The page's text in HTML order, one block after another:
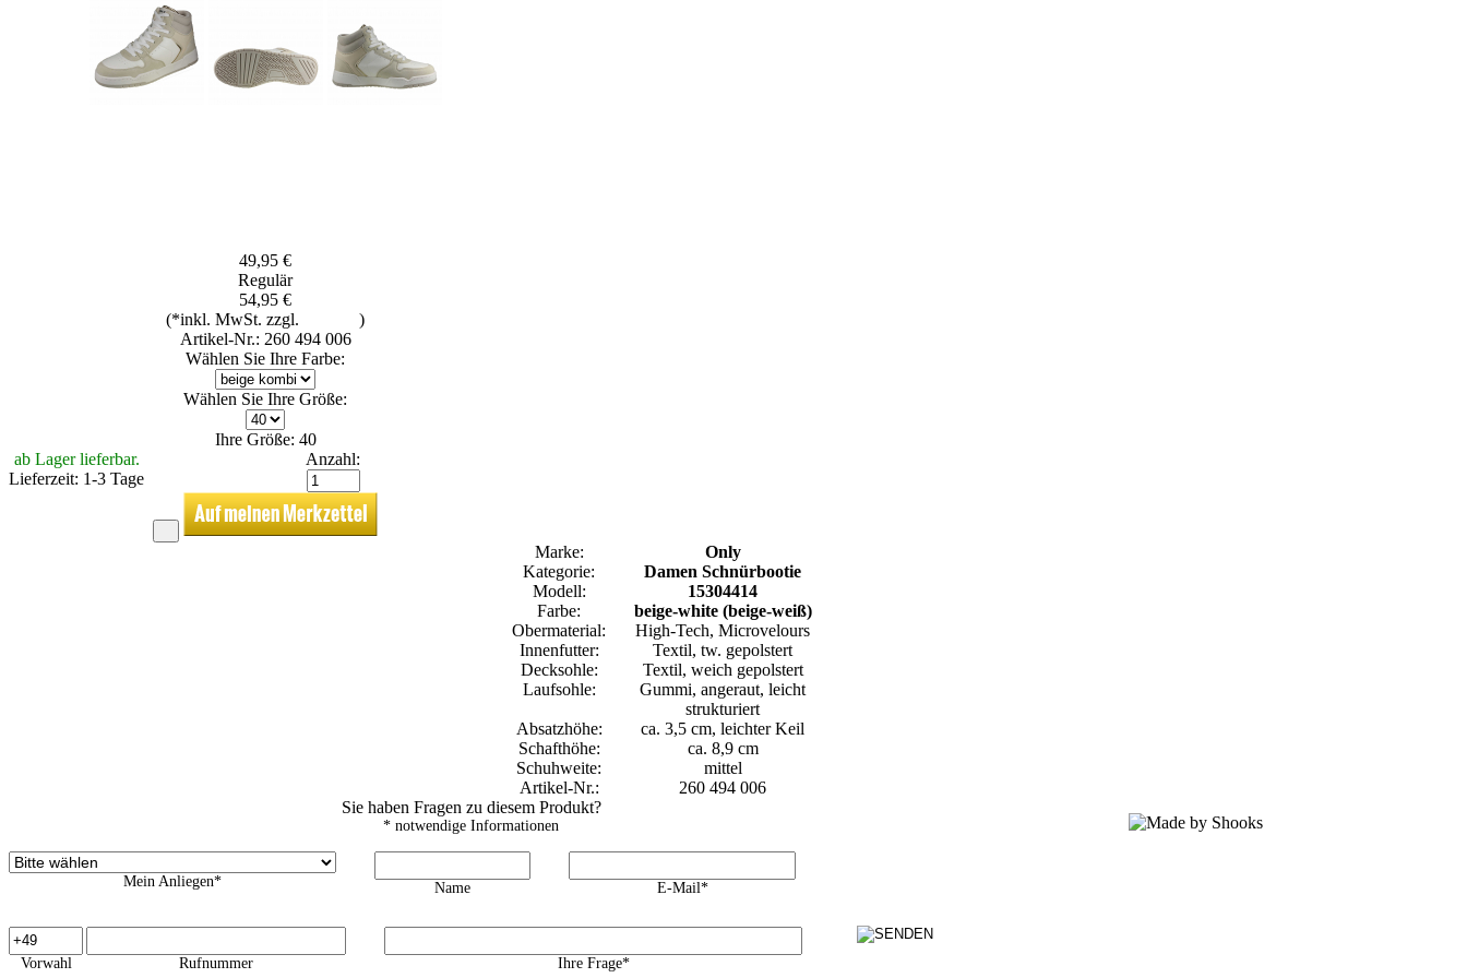
49,95 €
Regulär
54,95 €
(*inkl. MwSt. zzgl.
)
Artikel-Nr.: 260 494 006
Wählen Sie Ihre Farbe:
Wählen Sie Ihre Größe:
Ihre Größe: 40
ab Lager lieferbar.
Lieferzeit: 1-3 Tage
Anzahl:
Marke:
Only
Kategorie:
Damen Schnürbootie
Modell:
15304414
Farbe:
beige-white (beige-weiß)
Obermaterial:
High-Tech, Microvelours
Innenfutter:
Textil, tw. gepolstert
Decksohle:
Textil, weich gepolstert
Laufsohle:
Gummi, angeraut, leicht
strukturiert
Absatzhöhe:
ca. 3,5 cm, leichter Keil
Schafthöhe:
ca. 8,9 cm
Schuhweite:
mittel
Artikel-Nr.:
260 494 006
Sie haben Fragen zu diesem Produkt?
* notwendige Informationen
Mein Anliegen* Name E-Mail*
Vorwahl Rufnummer Ihre Frage*